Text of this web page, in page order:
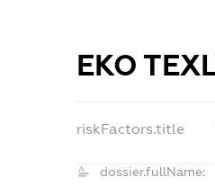
ЕКО
riskFactors.title
dossier.fullName: